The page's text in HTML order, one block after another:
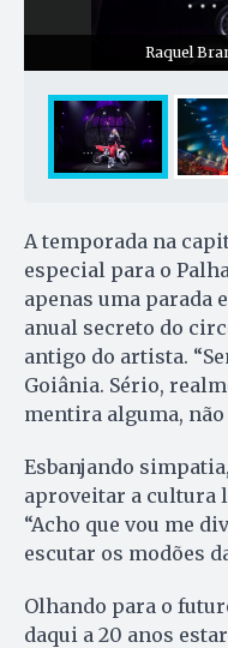
Raquel
A temporada na
especial para o
apenas uma parada
anual secreto do
antigo do artista.
Goiânia. Sério,
mentira alguma,
Esbanjando
aproveitar a cultura
“Acho que vou me
escutar os modões
Olhando para o
daqui a 20 anos